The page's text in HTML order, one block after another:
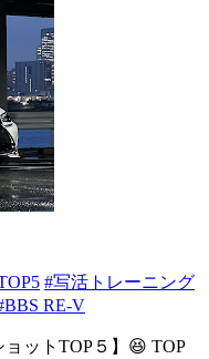
#写活トレーニング
RE-V
ットTOP５】😆 TOP